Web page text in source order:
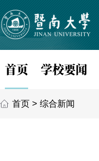
首页 学校要闻
首页 > 综合新闻